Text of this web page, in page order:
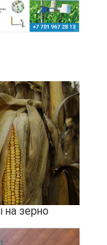
на зерно